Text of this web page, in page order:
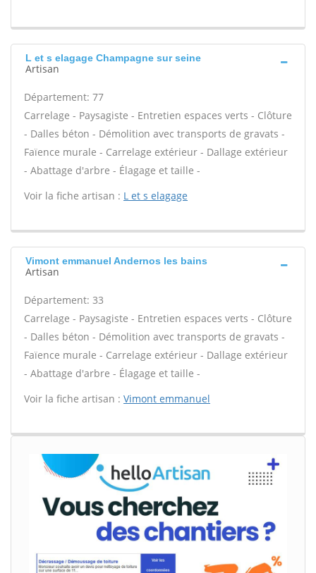
L et s elagage Champagne sur seine
Artisan
Département: 77
Carrelage - Paysagiste - Entretien espaces verts - Clôture
- Dalles béton - Démolition avec transports de gravats -
Faïence murale - Carrelage extérieur - Dallage extérieur
- Abattage d'arbre - Élagage et taille -
Voir la fiche artisan : L et s elagage
Vimont emmanuel Andernos les bains
Artisan
Département: 33
Carrelage - Paysagiste - Entretien espaces verts - Clôture
- Dalles béton - Démolition avec transports de gravats -
Faïence murale - Carrelage extérieur - Dallage extérieur
- Abattage d'arbre - Élagage et taille -
Voir la fiche artisan : Vimont emmanuel